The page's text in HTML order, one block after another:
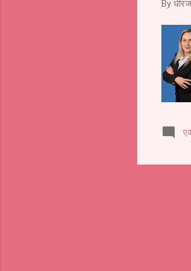
By धीरज